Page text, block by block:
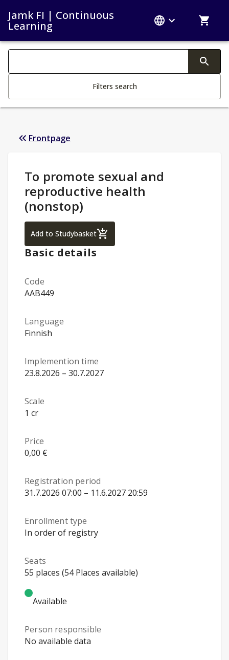
Jamk FI | Continuous
Learning
Search filters
Filters search
Frontpage
Study Details:
To promote sexual and
reproductive health
(nonstop)
Add to StudybasketTo promote sexual and reproductive
Basic details
Code
AAB449
Language
Finnish
Implemention time
23.8.2026 – 30.7.2027
Scale
1 cr
Price
0,00 €
Registration period
31.7.2026 07:00 – 11.6.2027 20:59
Enrollment type
In order of registry
Seats
55 places (54 Places available)
Available
Person responsible
No available data